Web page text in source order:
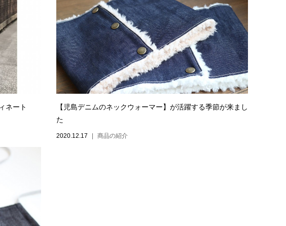
ネート
【児島デニムのネックウォーマー】が活躍する季節が来まし
た
2020.12.17 商品の紹介